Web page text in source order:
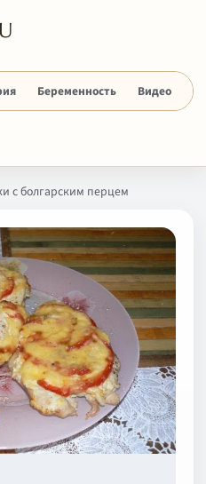
Беременность Видео
с болгарским перцем